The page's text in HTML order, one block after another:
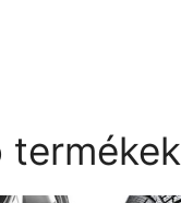
termékek